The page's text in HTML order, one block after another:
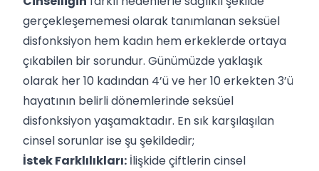
gerçekleşememesi olarak tanımlanan seksüel
disfonksiyon hem kadın hem erkeklerde ortaya
çıkabilen bir sorundur. Günümüzde yaklaşık
olarak her 10 kadından 4’ü ve her 10 erkekten 3’ü
hayatının belirli dönemlerinde seksüel
disfonksiyon yaşamaktadır. En sık karşılaşılan
cinsel sorunlar ise şu şekildedir;
İstek Farklılıkları: İlişkide çiftlerin cinsel